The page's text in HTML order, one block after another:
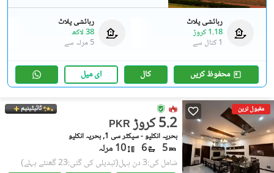
رہائشی پلاٹ
1.18 کروڑ
1 کنال
سے
رہائشی پلاٹ
38 لاکھ
5 مرلہ
سے
محفوظ کریں کال ای میل
مقبول ترین ٹائیٹینیم
PKR 5.2 کروڑ
بحریہ انکلیو - سیکٹر سی 1, بحریہ انکلیو
5
6 10 مرلہ
شامل کی:3 دن پہل (تبدیلی کی گئی:23 گھنٹے پہلے)